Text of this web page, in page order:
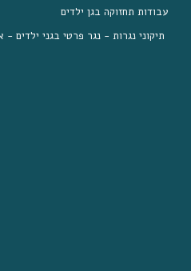
עבודות תחזוקה בגן ילדים